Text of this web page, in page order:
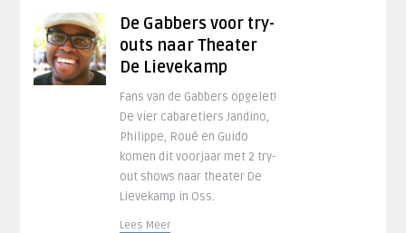
De Gabbers voor try-
outs naar Theater
De Lievekamp
Fans van de Gabbers opgelet!
De vier cabaretiers Jandino,
Philippe, Roué en Guido
komen dit voorjaar met 2 try-
out shows naar theater De
Lievekamp in Oss.
Lees Meer